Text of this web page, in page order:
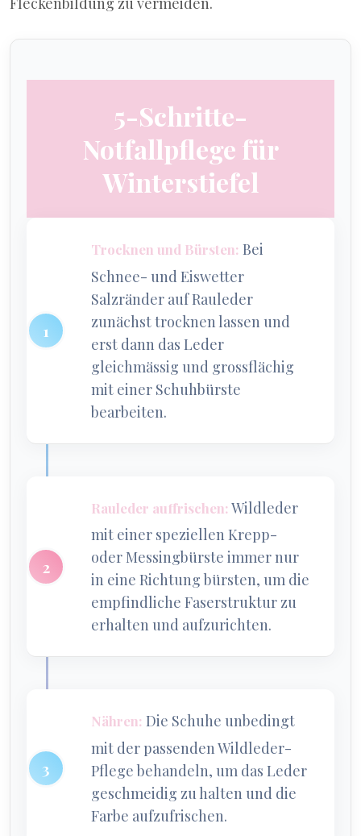
5-Schritte-
Notfallpflege für
Winterstiefel
Trocknen und Bürsten: Bei
Schnee- und Eiswetter
Salzränder auf Rauleder
zunächst trocknen lassen und
erst dann das Leder
gleichmässig und grossflächig
mit einer Schuhbürste
bearbeiten.
Rauleder auffrischen: Wildleder
mit einer speziellen Krepp-
oder Messingbürste immer nur
in eine Richtung bürsten, um die
empfindliche Faserstruktur zu
erhalten und aufzurichten.
Nähren: Die Schuhe unbedingt
mit der passenden Wildleder-
Pflege behandeln, um das Leder
geschmeidig zu halten und die
Farbe aufzufrischen.